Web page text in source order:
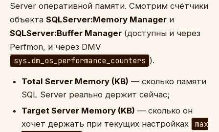
Server оперативной памяти. Смотрим счётчики
объекта SQLServer:Memory Manager и
SQLServer:Buffer Manager (доступны и через
Perfmon, и через DMV
sys.dm_os_performance_counters ).
Total Server Memory (KB) — сколько памяти
SQL Server реально держит сейчас;
Target Server Memory (KB) — сколько он
хочет держать при текущих настройках
max